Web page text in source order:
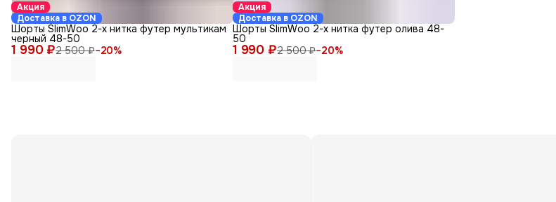
Акция
Доставка в OZON
1 990 ₽2 500 ₽−20%
Шорты SlimWoo 2-х нитка футер мультикам
черный 48-50
Акция
Доставка в OZON
1 990 ₽2 500 ₽−20%
Шорты SlimWoo 2-х нитка футер олива 48-
50